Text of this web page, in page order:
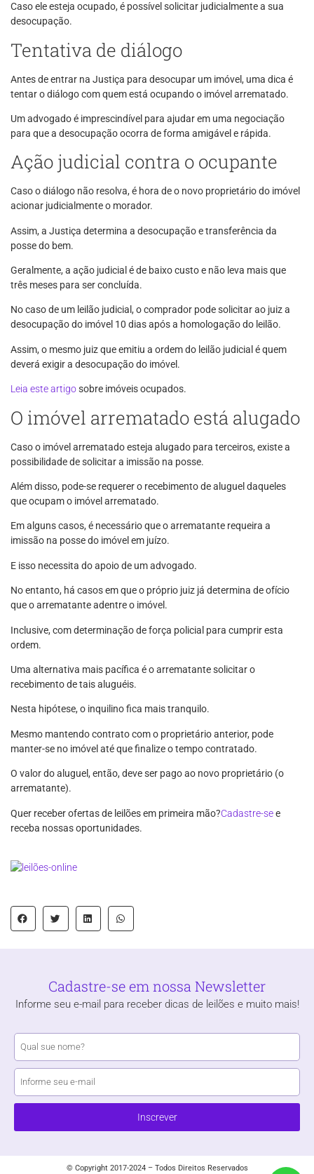
Caso ele esteja ocupado, é possível solicitar judicialmente a sua
desocupação.
Tentativa de diálogo
Antes de entrar na Justiça para desocupar um imóvel, uma dica é
tentar o diálogo com quem está ocupando o imóvel arrematado.
Um advogado é imprescindível para ajudar em uma negociação
para que a desocupação ocorra de forma amigável e rápida.
Ação judicial contra o ocupante
Caso o diálogo não resolva, é hora de o novo proprietário do imóvel
acionar judicialmente o morador.
Assim, a Justiça determina a desocupação e transferência da
posse do bem.
Geralmente, a ação judicial é de baixo custo e não leva mais que
três meses para ser concluída.
No caso de um leilão judicial, o comprador pode solicitar ao juiz a
desocupação do imóvel 10 dias após a homologação do leilão.
Assim, o mesmo juiz que emitiu a ordem do leilão judicial é quem
deverá exigir a desocupação do imóvel.
Leia este artigosobre imóveis ocupados.
O imóvel arrematado está alugado
Caso o imóvel arrematado esteja alugado para terceiros, existe a
possibilidade de solicitar a imissão na posse.
Além disso, pode-se requerer o recebimento de aluguel daqueles
que ocupam o imóvel arrematado.
Em alguns casos, é necessário que o arrematante requeira a
imissão na posse do imóvel em juízo.
E isso necessita do apoio de um advogado.
No entanto, há casos em que o próprio juiz já determina de ofício
que o arrematante adentre o imóvel.
Inclusive, com determinação de força policial para cumprir esta
ordem.
Uma alternativa mais pacífica é o arrematante solicitar o
recebimento de tais aluguéis.
Nesta hipótese, o inquilino fica mais tranquilo.
Mesmo mantendo contrato com o proprietário anterior, pode
manter-se no imóvel até que finalize o tempo contratado.
O valor do aluguel, então, deve ser pago ao novo proprietário (o
arrematante).
Quer receber ofertas de leilões em primeira mão?Cadastre-see
receba nossas oportunidades.
Cadastre-se em nossa Newsletter
Informe seu e-mail para receber dicas de leilões e muito mais!
Inscrever
© Copyright 2017-2024 – Todos Direitos Reservados